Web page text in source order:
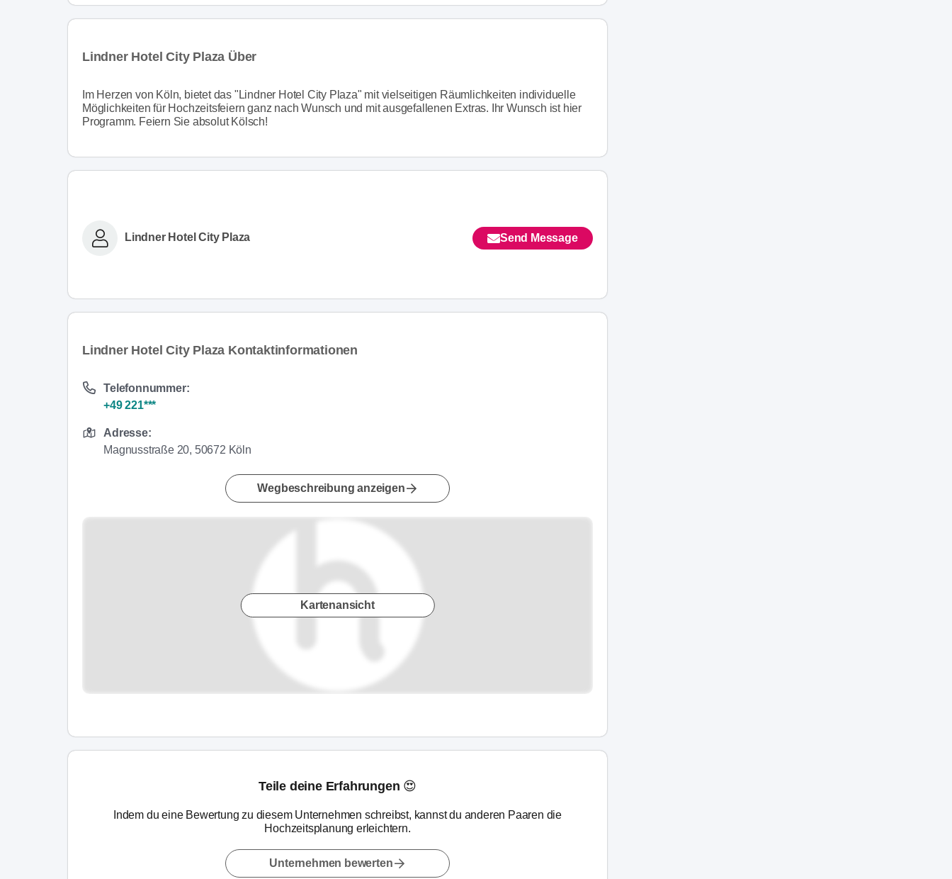
Lindner Hotel City Plaza Über
Im Herzen von Köln, bietet das "Lindner Hotel City Plaza" mit vielseitigen Räumlichkeiten individuelle
Möglichkeiten für Hochzeitsfeiern ganz nach Wunsch und mit ausgefallenen Extras. Ihr Wunsch ist hier
Programm. Feiern Sie absolut Kölsch!
Lindner Hotel City Plaza Send Message
Lindner Hotel City Plaza Kontaktinformationen
Telefonnummer:
+49 221***
Adresse:
Magnusstraße 20, 50672 Köln
Wegbeschreibung anzeigen
Kartenansicht
Teile deine Erfahrungen 😍
Indem du eine Bewertung zu diesem Unternehmen schreibst, kannst du anderen Paaren die
Hochzeitsplanung erleichtern.
Unternehmen bewerten